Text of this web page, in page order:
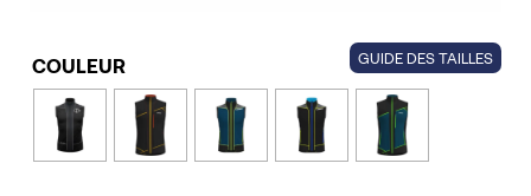
GUIDE DES TAILLES
COULEUR